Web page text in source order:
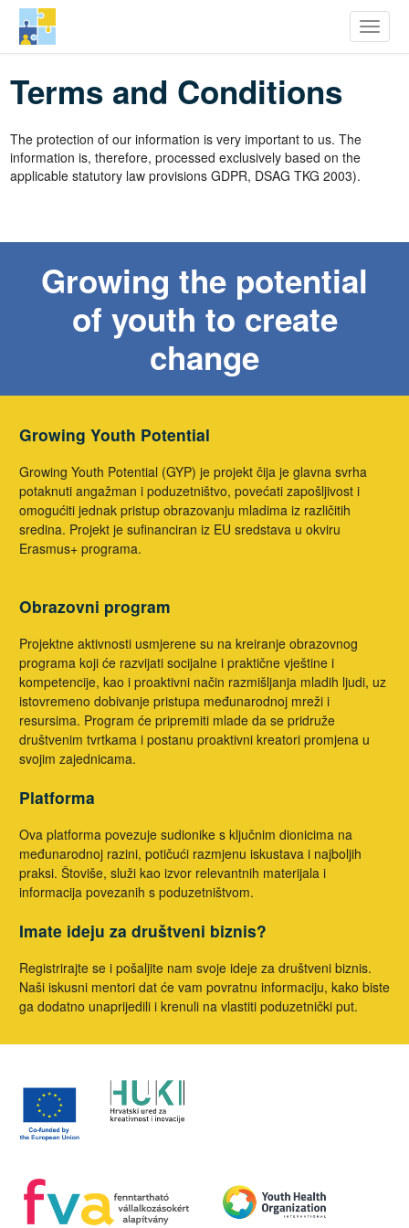
na
glavni
Youth Potential
Terms and Conditions
The protection of our information is very important to us. The
information is, therefore, processed exclusively based on the
applicable statutory law provisions GDPR, DSAG TKG 2003).
Growing the potential
of youth to create
change
Growing Youth Potential
Growing Youth Potential (GYP) je projekt čija je glavna svrha
potaknuti angažman i poduzetništvo, povećati zapošljivost i
omogućiti jednak pristup obrazovanju mladima iz različitih
sredina. Projekt je sufinanciran iz EU sredstava u okviru
Erasmus+ programa.
Obrazovni program
Projektne aktivnosti usmjerene su na kreiranje obrazovnog
programa koji će razvijati socijalne i praktične vještine i
kompetencije, kao i proaktivni način razmišljanja mladih ljudi, uz
istovremeno dobivanje pristupa međunarodnoj mreži i
resursima. Program će pripremiti mlade da se pridruže
društvenim tvrtkama i postanu proaktivni kreatori promjena u
svojim zajednicama.
Platforma
Ova platforma povezuje sudionike s ključnim dionicima na
međunarodnoj razini, potičući razmjenu iskustava i najboljih
praksi. Štoviše, služi kao izvor relevantnih materijala i
informacija povezanih s poduzetništvom.
Imate ideju za društveni biznis?
Registrirajte se i pošaljite nam svoje ideje za društveni biznis.
Naši iskusni mentori dat će vam povratnu informaciju, kako biste
ga dodatno unaprijedili i krenuli na vlastiti poduzetnički put.